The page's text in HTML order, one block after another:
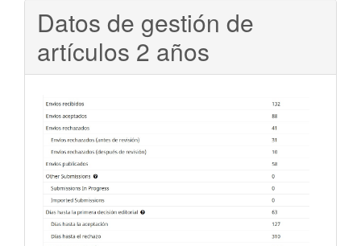
Datos de gestión de
artículos 2 años